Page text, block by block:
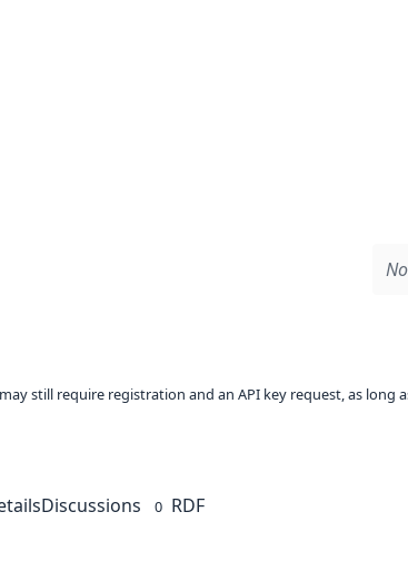
still require registration and an API key request, as
Discussions 0 RDF